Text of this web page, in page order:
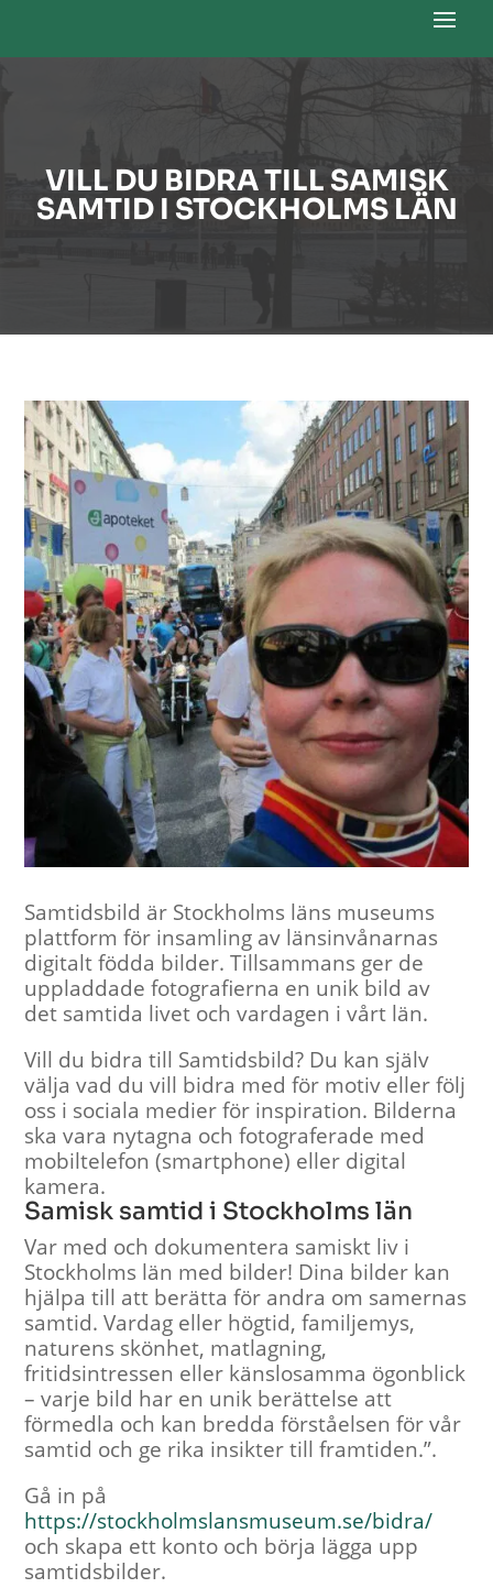
VILL DU BIDRA TILL SAMISK
SAMTID I STOCKHOLMS LÄN
Samtidsbild är Stockholms läns museums
plattform för insamling av länsinvånarnas
digitalt födda bilder. Tillsammans ger de
uppladdade fotografierna en unik bild av
det samtida livet och vardagen i vårt län.
Vill du bidra till Samtidsbild? Du kan själv
välja vad du vill bidra med för motiv eller följ
oss i sociala medier för inspiration. Bilderna
ska vara nytagna och fotograferade med
mobiltelefon (smartphone) eller digital
kamera.
Samisk samtid i Stockholms län
Var med och dokumentera samiskt liv i
Stockholms län med bilder! Dina bilder kan
hjälpa till att berätta för andra om samernas
samtid. Vardag eller högtid, familjemys,
naturens skönhet, matlagning,
fritidsintressen eller känslosamma ögonblick
– varje bild har en unik berättelse att
förmedla och kan bredda förståelsen för vår
samtid och ge rika insikter till framtiden.”.
Gå in på
https://stockholmslansmuseum.se/bidra/
och skapa ett konto och börja lägga upp
samtidsbilder.